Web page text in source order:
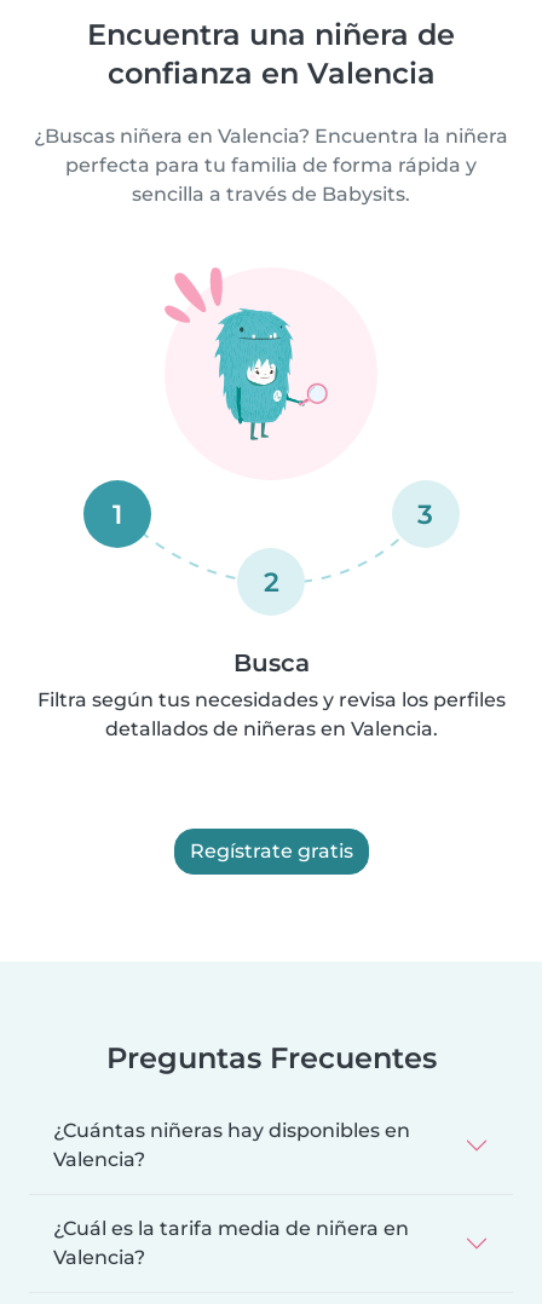
Encuentra una niñera de
confianza en Valencia
¿Buscas niñera en Valencia? Encuentra la niñera
perfecta para tu familia de forma rápida y
sencilla a través de Babysits.
1
2
3
Busca
Filtra según tus necesidades y revisa los perfiles
detallados de niñeras en Valencia.
Regístrate gratis
Preguntas Frecuentes
¿Cuántas niñeras hay disponibles en
Valencia?
¿Cuál es la tarifa media de niñera en
Valencia?